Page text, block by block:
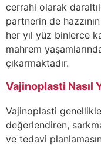
cerrahi olarak
partnerin de
her yıl yüz binlerce
mahrem
çıkarmaktadır.
Vajinoplasti Nasıl
Vajinoplasti
değerlendiren,
ve tedavi